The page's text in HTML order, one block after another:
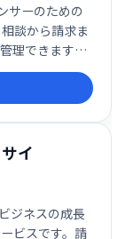
サーのための
談から請求ま
理できます。
行、オンライ
要な機能をワ
ローを実現
イ
ジネスの成長
ビスです。請